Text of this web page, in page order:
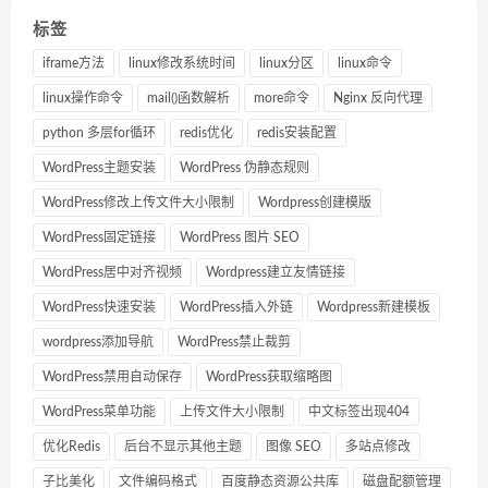
标签
iframe方法 linux修改系统时间 linux分区 linux命令
linux操作命令 mail()函数解析 more命令 Nginx 反向代理
python 多层for循环 redis优化 redis安装配置
WordPress主题安装 WordPress 伪静态规则
WordPress修改上传文件大小限制 Wordpress创建模版
WordPress固定链接 WordPress 图片 SEO
WordPress居中对齐视频 Wordpress建立友情链接
WordPress快速安装 WordPress插入外链 Wordpress新建模板
wordpress添加导航 WordPress禁止裁剪
WordPress禁用自动保存 WordPress获取缩略图
WordPress菜单功能 上传文件大小限制 中文标签出现404
优化Redis 后台不显示其他主题 图像 SEO 多站点修改
子比美化 文件编码格式 百度静态资源公共库 磁盘配额管理